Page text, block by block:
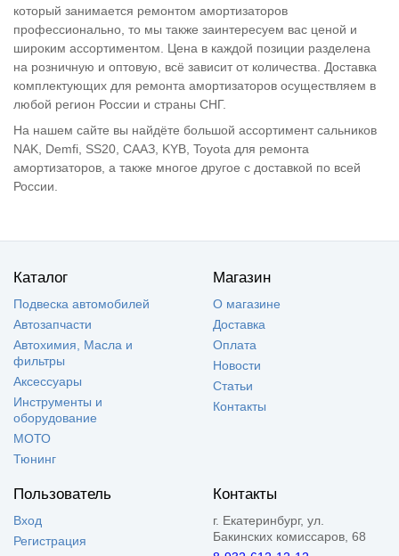
который занимается ремонтом амортизаторов
профессионально, то мы также заинтересуем вас ценой и
широким ассортиментом. Цена в каждой позиции разделена
на розничную и оптовую, всё зависит от количества. Доставка
комплектующих для ремонта амортизаторов осуществляем в
любой регион России и страны СНГ.
На нашем сайте вы найдёте большой ассортимент сальников
NAK, Demfi, SS20, СААЗ, KYB, Toyota для ремонта
амортизаторов, а также многое другое с доставкой по всей
России.
Каталог
Подвеска автомобилей
Автозапчасти
Автохимия, Масла и
фильтры
Аксессуары
Инструменты и
оборудование
МОТО
Тюнинг
Магазин
О магазине
Доставка
Оплата
Новости
Статьи
Контакты
Пользователь
Вход
Регистрация
Контакты
г. Екатеринбург, ул.
Бакинских комиссаров, 68